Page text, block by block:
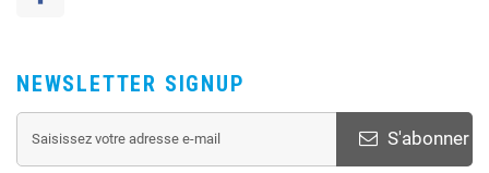
NEWSLETTER SIGNUP
S'abonner